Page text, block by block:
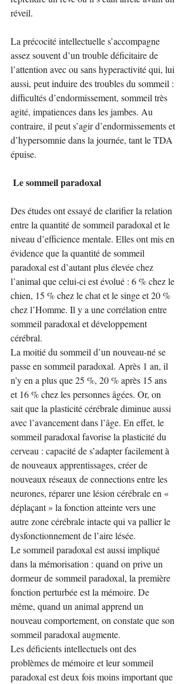
réveil.
La précocité intellectuelle s’accompagne
assez souvent d’un trouble déficitaire de
l’attention avec ou sans hyperactivité qui, lui
aussi, peut induire des troubles du sommeil :
difficultés d’endormissement, sommeil très
agité, impatiences dans les jambes. Au
contraire, il peut s’agir d’endormissements et
d’hypersomnie dans la journée, tant le TDA
épuise.
Le sommeil paradoxal
Des études ont essayé de clarifier la relation
entre la quantité de sommeil paradoxal et le
niveau d’efficience mentale. Elles ont mis en
évidence que la quantité de sommeil
paradoxal est d’autant plus élevée chez
l’animal que celui-ci est évolué : 6 % chez le
chien, 15 % chez le chat et le singe et 20 %
chez l’Homme. Il y a une corrélation entre
sommeil paradoxal et développement
cérébral.
La moitié du sommeil d’un nouveau-né se
passe en sommeil paradoxal. Après 1 an, il
n’y en a plus que 25 %, 20 % après 15 ans
et 16 % chez les personnes âgées. Or, on
sait que la plasticité cérébrale diminue aussi
avec l’avancement dans l’âge. En effet, le
sommeil paradoxal favorise la plasticité du
cerveau : capacité de s’adapter facilement à
de nouveaux apprentissages, créer de
nouveaux réseaux de connections entre les
neurones, réparer une lésion cérébrale en «
déplaçant » la fonction atteinte vers une
autre zone cérébrale intacte qui va pallier le
dysfonctionnement de l’aire lésée.
Le sommeil paradoxal est aussi impliqué
dans la mémorisation : quand on prive un
dormeur de sommeil paradoxal, la première
fonction perturbée est la mémoire. De
même, quand un animal apprend un
nouveau comportement, on constate que son
sommeil paradoxal augmente.
Les déficients intellectuels ont des
problèmes de mémoire et leur sommeil
paradoxal est deux fois moins important que